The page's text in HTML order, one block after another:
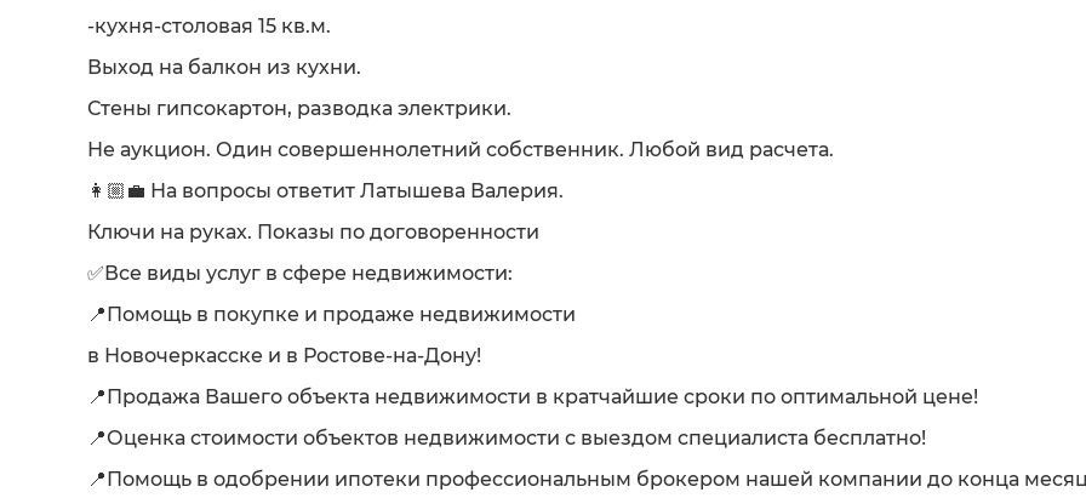
-кухня-столовая 15 кв.м.
Выход на балкон из кухни.
Стены гипсокартон, разводка электрики.
Не аукцион. Один совершеннолетний собственник. Любой вид расчета.
👩🏼‍💼 На вопросы ответит Латышева Валерия.
Ключи на руках. Показы по договоренности
✅Все виды услуг в сфере недвижимости:
📍Помощь в покупке и продаже недвижимости
в Новочеркасске и в Ростове-на-Дону!
📍Продажа Вашего объекта недвижимости в кратчайшие сроки по оптимальной цене!
📍Оценка стоимости объектов недвижимости с выездом специалиста бесплатно!
📍Помощь в одобрении ипотеки профессиональным брокером нашей компании до конца